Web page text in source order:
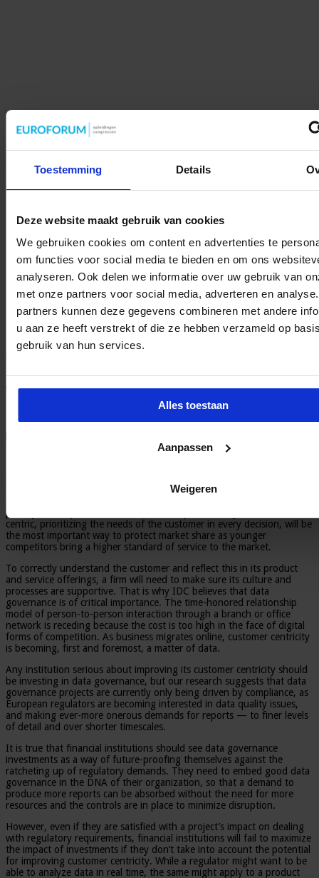
Toestemming Details
Deze website maakt gebruik van cookies
We gebruiken cookies om content en advertenties te
om functies voor social media te bieden en om ons
analyseren. Ook delen we informatie over uw gebruik van
met onze partners voor social media, adverteren en
partners kunnen deze gegevens combineren met andere
u aan ze heeft verstrekt of die ze hebben verzameld op
gebruik van hun services.
Alles toestaan
Aanpassen
Weigeren
Klimaat & Energie
Finance & Control
Juridisch
Data
Management
Marketing en Communicatie
Bouw
Nieuwsbrief
Home
Whitepaper: Balancing Digital
Transformation and Data Governance
priority of every financial institution today. Becoming customer
centric, prioritizing the needs of the customer in every decision, will be
the most important way to protect market share as younger
competitors bring a higher standard of service to the market.
To correctly understand the customer and reflect this in its product
and service offerings, a firm will need to make sure its culture and
processes are supportive. That is why IDC believes that data
governance is of critical importance. The time-honored relationship
model of person-to-person interaction through a branch or office
network is receding because the cost is too high in the face of digital
forms of competition. As business migrates online, customer centricity
is becoming, first and foremost, a matter of data.
Any institution serious about improving its customer centricity should
be investing in data governance, but our research suggests that data
governance projects are currently only being driven by compliance, as
European regulators are becoming interested in data quality issues,
and making ever-more onerous demands for reports — to finer levels
of detail and over shorter timescales.
It is true that financial institutions should see data governance
investments as a way of future-proofing themselves against the
ratcheting up of regulatory demands. They need to embed good data
governance in the DNA of their organization, so that a demand to
produce more reports can be absorbed without the need for more
resources and the controls are in place to minimize disruption.
However, even if they are satisfied with a project’s impact on dealing
with regulatory requirements, financial institutions will fail to maximize
the impact of investments if they don’t take into account the potential
for improving customer centricity. While a regulator might want to be
able to analyze data in real time, the same might apply to a product